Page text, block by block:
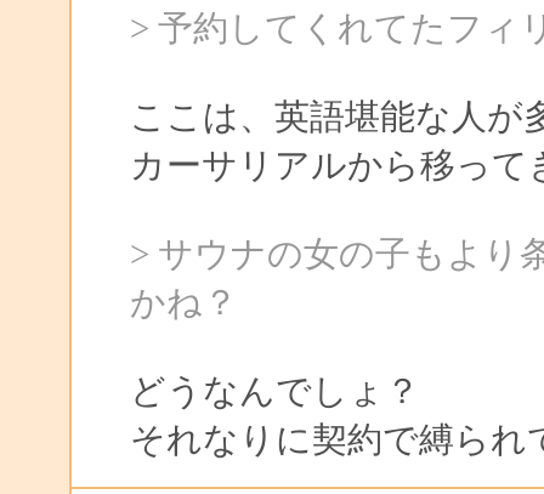
> 予約してくれてたフィ
ここは、英語堪能な人が
カーサリアルから移って
> サウナの女の子もより
かね？
どうなんでしょ？
それなりに契約で縛ら